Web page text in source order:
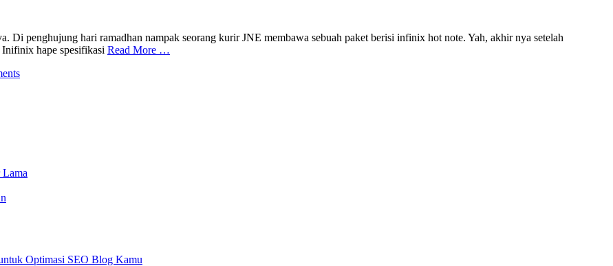
Di penghujung hari ramadhan nampak seorang kurir JNE membawa sebuah paket berisi infinix hot note. Yah, akhir nya setelah
hape spesifikasi Read More …
Lama
Optimasi SEO Blog Kamu